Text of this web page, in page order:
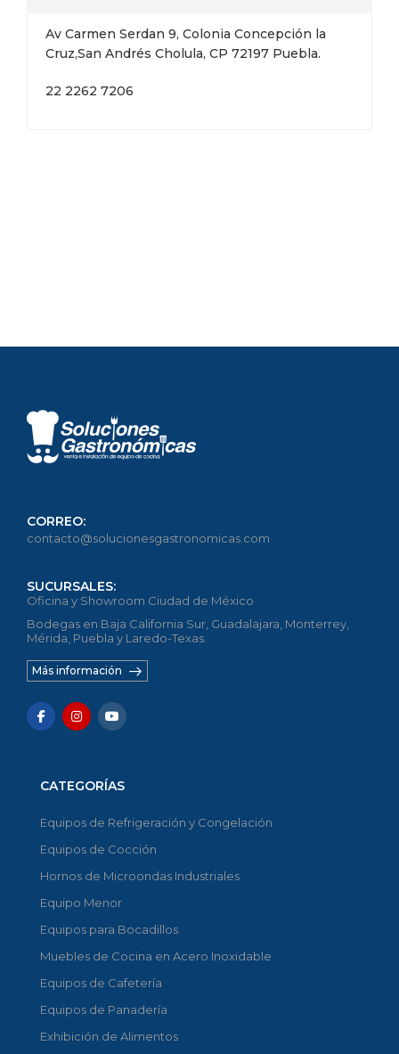
Av Carmen Serdan 9, Colonia Concepción la
Cruz,San Andrés Cholula, CP 72197 Puebla.
22 2262 7206
CORREO:
contacto@solucionesgastronomicas.com
SUCURSALES:
Oficina y Showroom Ciudad de México
Bodegas en Baja California Sur, Guadalajara, Monterrey,
Mérida, Puebla y Laredo-Texas.
Más información
CATEGORÍAS
Equipos de Refrigeración y Congelación
Equipos de Cocción
Hornos de Microondas Industriales
Equipo Menor
Equipos para Bocadillos
Muebles de Cocina en Acero Inoxidable
Equipos de Cafetería
Equipos de Panadería
Exhibición de Alimentos